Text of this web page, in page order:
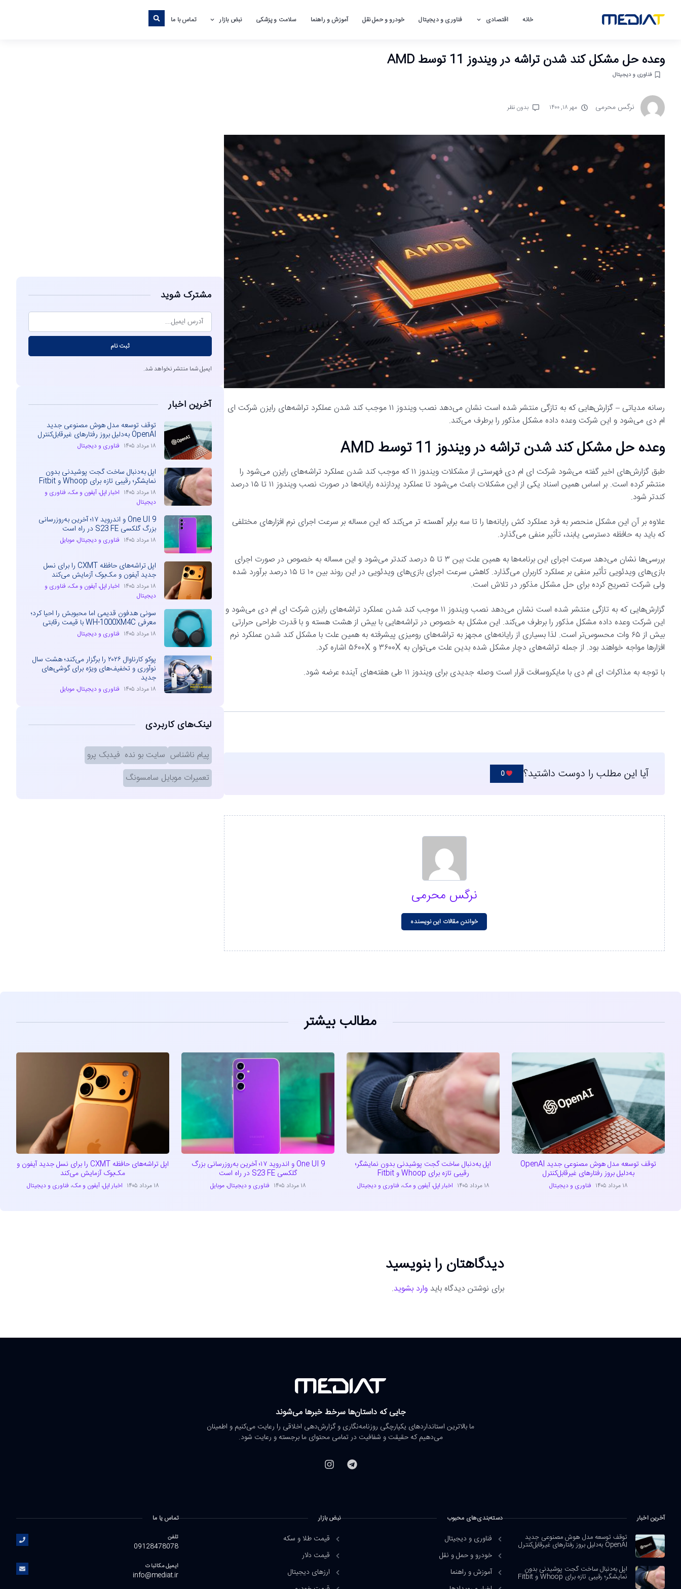
خانه اقتصادی فناوری و دیجیتال خودرو و حمل نقل آموزش و راهنما سلامت و پزشکی نبض بازار تماس با ما
وعده حل مشکل کند شدن تراشه در ویندوز 11 توسط AMD
فناوری و دیجیتال
نرگس محرمی مهر ۱۸, ۱۴۰۰ بدون نظر
رسانه مدیاتی – گزارش‌هایی که به تازگی منتشر شده است نشان می‌دهد نصب ویندوز ۱۱ موجب کند شدن عملکرد تراشه‌های رایزن شرکت ای
ام دی می‌شود و این شرکت وعده داده مشکل مذکور را برطرف می‌کند.
وعده حل مشکل کند شدن تراشه در ویندوز 11 توسط AMD
طبق گزارش‌های اخیر گفته می‌شود شرکت ای ام دی فهرستی از مشکلات ویندوز ۱۱ که موجب کند شدن عملکرد تراشه‌های رایزن می‌شود را
منتشر کرده است. بر اساس همین اسناد یکی از این مشکلات باعث می‌شود تا عملکرد پردازنده رایانه‌ها در صورت نصب ویندوز ۱۱ تا ۱۵ درصد
کندتر شود.
علاوه بر آن این مشکل منحصر به فرد عملکرد کش رایانه‌ها را تا سه برابر آهسته تر می‌کند که این مساله بر سرعت اجرای نرم افزارهای مختلفی
که باید به حافظه دسترسی یابند، تأثیر منفی می‌گذارد.
بررسی‌ها نشان می‌دهد سرعت اجرای این برنامه‌ها به همین علت بین ۳ تا ۵ درصد کندتر می‌شود و این مساله به خصوص در صورت اجرای
بازی‌های ویدئویی تأثیر منفی بر عملکرد کاربران می‌گذارد. کاهش سرعت اجرای بازی‌های ویدئویی در این روند بین ۱۰ تا ۱۵ درصد برآورد شده
ولی شرکت تصریح کرده برای حل مشکل مذکور در تلاش است.
گزارش‌هایی که به تازگی منتشر شده است نشان می‌دهد نصب ویندوز ۱۱ موجب کند شدن عملکرد تراشه‌های رایزن شرکت ای ام دی می‌شود و
این شرکت وعده داده مشکل مذکور را برطرف می‌کند. این مشکل به خصوص در تراشه‌هایی با بیش از هشت هسته و با قدرت طراحی حرارتی
بیش از ۶۵ وات محسوس‌تر است. لذا بسیاری از رایانه‌های مجهز به تراشه‌های رومیزی پیشرفته به همین علت با مشکل کند شدن عملکرد نرم
افزارها مواجه خواهند بود. از جمله تراشه‌های دچار مشکل شده بدین علت می‌توان به ۳۶۰۰X و ۵۶۰۰X اشاره کرد.
با توجه به مذاکرات ای ام دی با مایکروسافت قرار است وصله جدیدی برای ویندوز ۱۱ طی هفته‌های آینده عرضه شود.
آیا این مطلب را دوست داشتید؟ 0
نرگس محرمی
خواندن مقالات این نویسنده
مشترک شوید
ثبت نام
ایمیل شما منتشر نخواهد شد.
آخرین اخبار
توقف توسعه مدل هوش مصنوعی جدید
OpenAI به‌دلیل بروز رفتارهای غیرقابل‌کنترل
۱۸ مرداد ۱۴۰۵ فناوری و دیجیتال
اپل به‌دنبال ساخت گجت پوشیدنی بدون
نمایشگر؛ رقیبی تازه برای Whoop و Fitbit
۱۸ مرداد ۱۴۰۵ اخبار اپل، آیفون و مک، فناوری و
دیجیتال
One UI 9 و اندروید ۱۷؛ آخرین به‌روزرسانی
بزرگ گلکسی S23 FE در راه است
۱۸ مرداد ۱۴۰۵ فناوری و دیجیتال،موبایل
اپل تراشه‌های حافظه CXMT را برای نسل
جدید آیفون و مک‌بوک آزمایش می‌کند
۱۸ مرداد ۱۴۰۵ اخبار اپل، آیفون و مک، فناوری و
دیجیتال
سونی هدفون قدیمی اما محبوبش را احیا کرد؛
معرفی WH-1000XM4C با قیمت رقابتی
۱۸ مرداد ۱۴۰۵ فناوری و دیجیتال
پوکو کارناوال ۲۰۲۶ را برگزار می‌کند؛ هشت سال
نوآوری و تخفیف‌های ویژه برای گوشی‌های
جدید
۱۸ مرداد ۱۴۰۵ فناوری و دیجیتال،موبایل
لینک‌های کاربردی
پیام ناشناس سایت بو نده فیدبک پرو
تعمیرات موبایل سامسونگ
مطالب بیشتر
توقف توسعه مدل هوش مصنوعی جدید OpenAI
به‌دلیل بروز رفتارهای غیرقابل‌کنترل
۱۸ مرداد ۱۴۰۵ فناوری و دیجیتال
اپل به‌دنبال ساخت گجت پوشیدنی بدون نمایشگر؛
رقیبی تازه برای Whoop و Fitbit
۱۸ مرداد ۱۴۰۵ اخبار اپل، آیفون و مک، فناوری و دیجیتال
One UI 9 و اندروید ۱۷؛ آخرین به‌روزرسانی بزرگ
گلکسی S23 FE در راه است
۱۸ مرداد ۱۴۰۵ فناوری و دیجیتال،موبایل
اپل تراشه‌های حافظه CXMT را برای نسل جدید آیفون و
مک‌بوک آزمایش می‌کند
۱۸ مرداد ۱۴۰۵ اخبار اپل، آیفون و مک، فناوری و دیجیتال
دیدگاهتان را بنویسید
برای نوشتن دیدگاه بایدوارد بشوید.
جایی که داستان‌ها سرخط خبرها می‌شوند
ما بالاترین استانداردهای یکپارچگی روزنامه‌نگاری و گزارش‌دهی اخلاقی را رعایت می‌کنیم و اطمینان
می‌دهیم که حقیقت و شفافیت در تمامی محتوای ما برجسته و رعایت شود.
آخرین اخبار
توقف توسعه مدل هوش مصنوعی جدید
OpenAI به‌دلیل بروز رفتارهای غیرقابل‌کنترل
اپل به‌دنبال ساخت گجت پوشیدنی بدون
نمایشگر؛ رقیبی تازه برای Whoop و Fitbit
دسته‌بندی‌های محبوب
فناوری و دیجیتال
خودرو و حمل و نقل
آموزش و راهنما
نبض بازار
قیمت طلا و سکه
قیمت دلار
ارزهای دیجیتال
تماس یا ما
تلفن
09128478078
ایمیل مکاتبات
info@mediat.ir